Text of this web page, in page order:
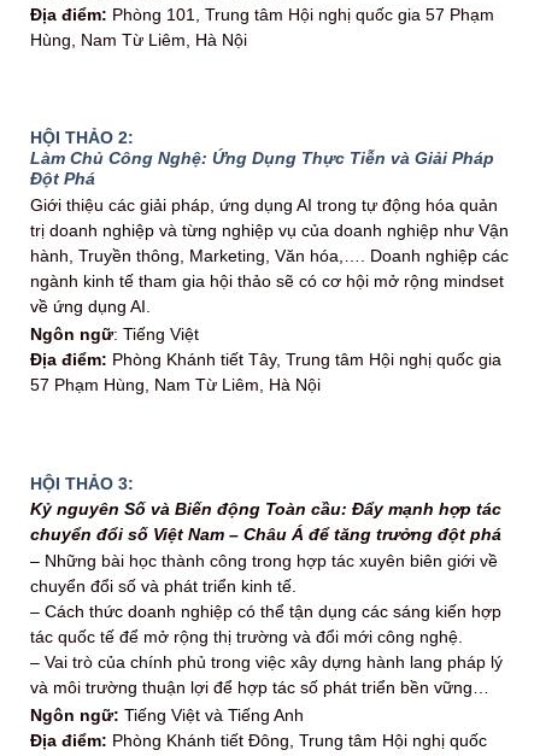
Địa điểm: Phòng 101, Trung tâm Hội nghị quốc gia 57 Phạm
Hùng, Nam Từ Liêm, Hà Nội
HỘI THẢO 2:
Làm Chủ Công Nghệ: Ứng Dụng Thực Tiễn và Giải Pháp
Đột Phá
Giới thiệu các giải pháp, ứng dụng AI trong tự động hóa quản
trị doanh nghiệp và từng nghiệp vụ của doanh nghiệp như Vận
hành, Truyền thông, Marketing, Văn hóa,…. Doanh nghiệp các
ngành kinh tế tham gia hội thảo sẽ có cơ hội mở rộng mindset
về ứng dụng AI.
Ngôn ngữ: Tiếng Việt
Địa điểm: Phòng Khánh tiết Tây, Trung tâm Hội nghị quốc gia
57 Phạm Hùng, Nam Từ Liêm, Hà Nội
HỘI THẢO 3:
Kỷ nguyên Số và Biến động Toàn cầu: Đẩy mạnh hợp tác
chuyển đổi số Việt Nam – Châu Á để tăng trưởng đột phá
– Những bài học thành công trong hợp tác xuyên biên giới về
chuyển đổi số và phát triển kinh tế.
– Cách thức doanh nghiệp có thể tận dụng các sáng kiến hợp
tác quốc tế để mở rộng thị trường và đổi mới công nghệ.
– Vai trò của chính phủ trong việc xây dựng hành lang pháp lý
và môi trường thuận lợi để hợp tác số phát triển bền vững…
Ngôn ngữ: Tiếng Việt và Tiếng Anh
Địa điểm: Phòng Khánh tiết Đông, Trung tâm Hội nghị quốc